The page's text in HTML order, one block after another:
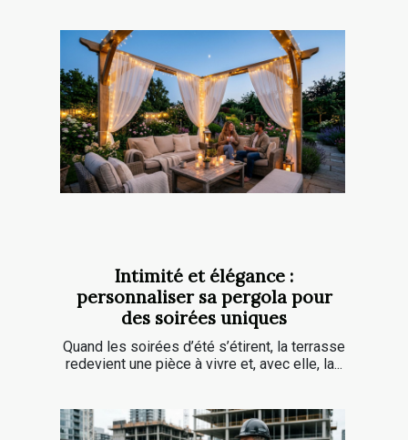
Intimité et élégance :
personnaliser sa pergola pour
des soirées uniques
Quand les soirées d’été s’étirent, la terrasse
redevient une pièce à vivre et, avec elle, la...